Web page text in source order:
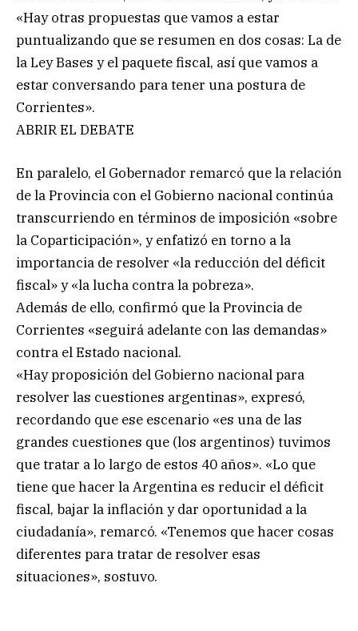
«Hay otras propuestas que vamos a estar
puntualizando que se resumen en dos cosas: La de
la Ley Bases y el paquete fiscal, así que vamos a
estar conversando para tener una postura de
Corrientes».
ABRIR EL DEBATE
En paralelo, el Gobernador remarcó que la relación
de la Provincia con el Gobierno nacional continúa
transcurriendo en términos de imposición «sobre
la Coparticipación», y enfatizó en torno a la
importancia de resolver «la reducción del déficit
fiscal» y «la lucha contra la pobreza».
Además de ello, confirmó que la Provincia de
Corrientes «seguirá adelante con las demandas»
contra el Estado nacional.
«Hay proposición del Gobierno nacional para
resolver las cuestiones argentinas», expresó,
recordando que ese escenario «es una de las
grandes cuestiones que (los argentinos) tuvimos
que tratar a lo largo de estos 40 años». «Lo que
tiene que hacer la Argentina es reducir el déficit
fiscal, bajar la inflación y dar oportunidad a la
ciudadanía», remarcó. «Tenemos que hacer cosas
diferentes para tratar de resolver esas
situaciones», sostuvo.